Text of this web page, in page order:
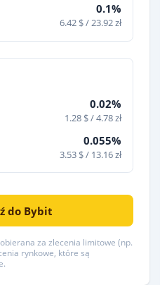
0.1%
6.42 $ / 23.92 zł
0.02%
1.28 $ / 4.78 zł
0.055%
3.53 $ / 13.16 zł
do Bybit
za zlecenia limitowe (np.
rynkowe, które są